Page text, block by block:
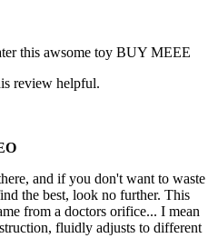
this awsome toy BUY MEEE
review helpful.
and if you don't want to waste
the best, look no further. This
from a doctors orifice... I mean
fluidly adjusts to different